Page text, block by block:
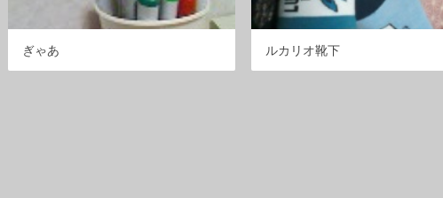
ぎゃあ ルカリオ靴下